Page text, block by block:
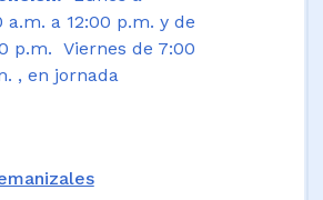
a.m. a 12:00 p.m. y de
p.m. Viernes de 7:00
, en jornada